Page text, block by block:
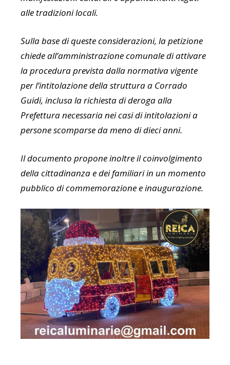
alle tradizioni locali.
Sulla base di queste considerazioni, la petizione
chiede all’amministrazione comunale di attivare
la procedura prevista dalla normativa vigente
per l’intitolazione della struttura a Corrado
Guidi, inclusa la richiesta di deroga alla
Prefettura necessaria nei casi di intitolazioni a
persone scomparse da meno di dieci anni.
Il documento propone inoltre il coinvolgimento
della cittadinanza e dei familiari in un momento
pubblico di commemorazione e inaugurazione.